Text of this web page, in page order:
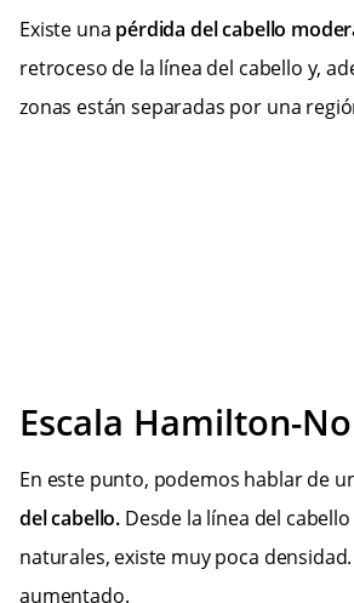
Existe una pérdida del cabello
retroceso de la línea del cabello y,
zonas están separadas por una
Escala Hamilton-
En este punto, podemos hablar de
del cabello. Desde la línea del
naturales, existe muy poca
aumentado.